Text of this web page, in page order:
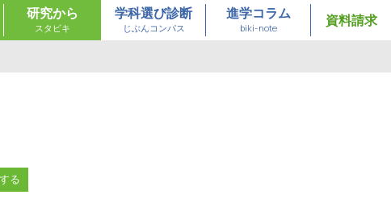
研究から
スタビキ
学科選び診断
じぶんコンパス
進学コラム
biki-note
資料請求
る